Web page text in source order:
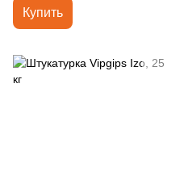
Купить